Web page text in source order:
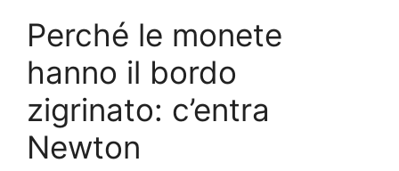
Perché le monete
hanno il bordo
zigrinato: c’entra
Newton